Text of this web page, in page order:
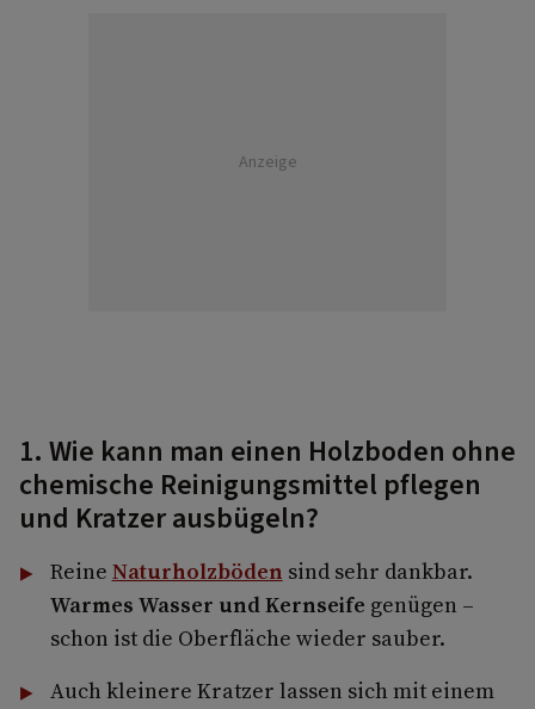
Anzeige
1. Wie kann man einen Holzboden ohne
chemische Reinigungsmittel pflegen
und Kratzer ausbügeln?
Reine Naturholzböden sind sehr dankbar.
Warmes Wasser und Kernseife genügen –
schon ist die Oberfläche wieder sauber.
Auch kleinere Kratzer lassen sich mit einem